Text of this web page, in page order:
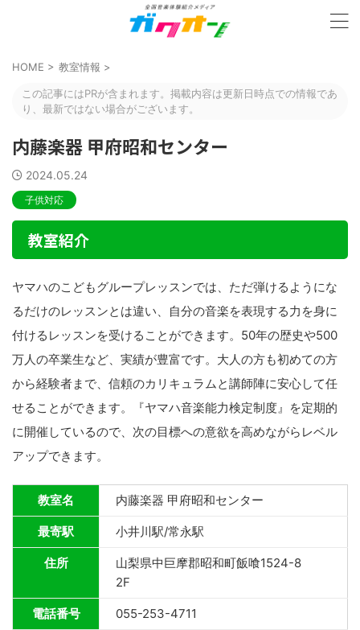
HOME > 教室情報 >
この記事にはPRが含まれます。掲載内容は更新日時点での情報であ
り、最新ではない場合がございます。
内藤楽器 甲府昭和センター
2024.05.24
子供対応
教室紹介
ヤマハのこどもグループレッスンでは、ただ弾けるようにな
るだけのレッスンとは違い、自分の音楽を表現する力を身に
付けるレッスンを受けることができます。50年の歴史や500
万人の卒業生など、実績が豊富です。大人の方も初めての方
から経験者まで、信頼のカリキュラムと講師陣に安心して任
せることができます。『ヤマハ音楽能力検定制度』を定期的
に開催しているので、次の目標への意欲を高めながらレベル
アップできます。
教室名 内藤楽器 甲府昭和センター
最寄駅 小井川駅/常永駅
住所
山梨県中巨摩郡昭和町飯喰1524-8
2F
電話番号 055-253-4711